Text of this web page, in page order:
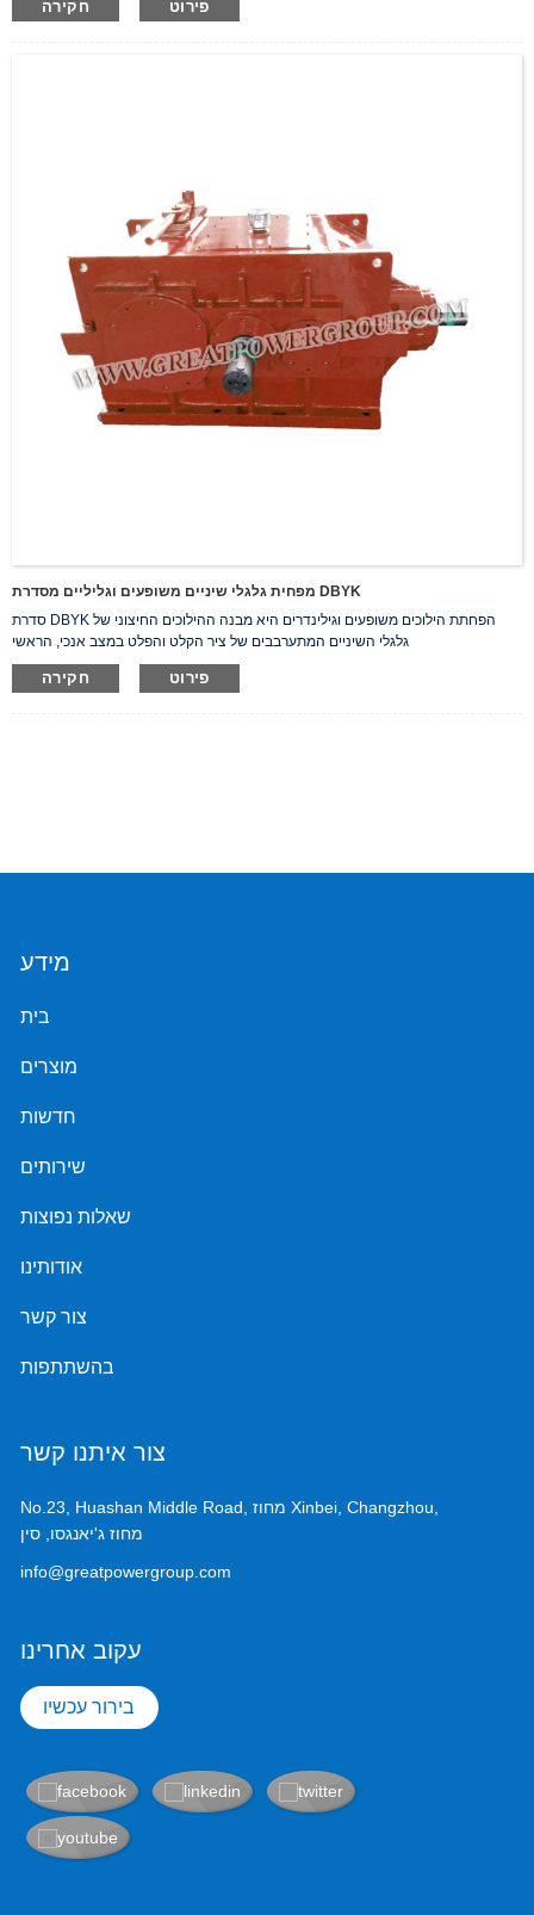
חקירה פירוט
מפחית גלגלי שיניים משופעים וגליליים מסדרת DBYK
סדרת DBYK הפחתת הילוכים משופעים וגילינדרים היא מבנה ההילוכים החיצוני של
גלגלי השיניים המתערבבים של ציר הקלט והפלט במצב אנכי, הראשי
חקירה פירוט
מידע
בית
מוצרים
חדשות
שירותים
שאלות נפוצות
אודותינו
צור קשר
בהשתתפות
צור איתנו קשר
No.23, Huashan Middle Road, מחוז Xinbei, Changzhou,
מחוז ג'יאנגסו, סין
info@greatpowergroup.com
עקוב אחרינו
בירור עכשיו